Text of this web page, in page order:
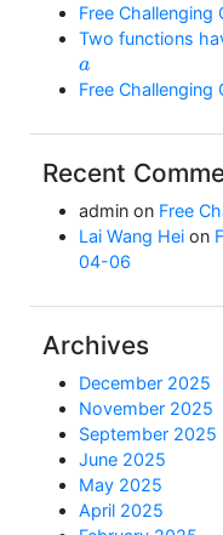
Free
Two functions
a
Free
Recent
admin on Free
Lai Wang Hei on
04-06
Archives
December 2025
November 2025
September 2025
June 2025
May 2025
April 2025